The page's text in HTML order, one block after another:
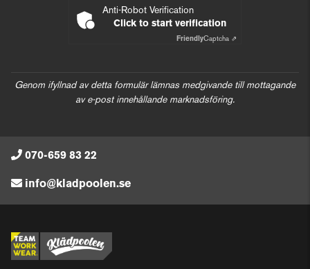
Anti-Robot Verification
Click to start verification
FriendlyCaptcha ⇗
Genom ifyllnad av detta formulär lämnas medgivande till mottagande
av e-post innehållande marknadsföring.
070-659 83 22
info@kladpoolen.se